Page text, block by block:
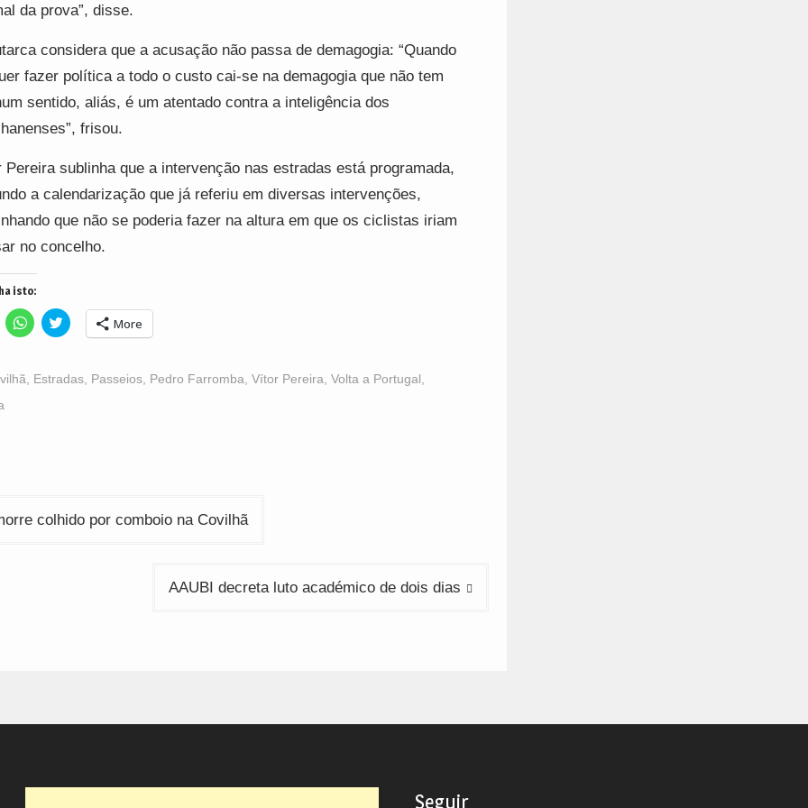
da prova”, disse.
considera que a acusação não passa de demagogia: “Quando
fazer política a todo o custo cai-se na demagogia que não tem
sentido, aliás, é um atentado contra a inteligência dos
frisou.
Pereira sublinha que a intervenção nas estradas está programada,
a calendarização que já referiu em diversas intervenções,
que não se poderia fazer na altura em que os ciclistas iriam
no concelho.
isto:
Click
to
(Opens
in
Click
to
share
(Opens
More
Estradas, Passeios, Pedro Farromba Vítor Pereira Volta a Portugal
colhido por comboio na Covilhã
AAUBI decreta luto académico de dois dias
Seguir